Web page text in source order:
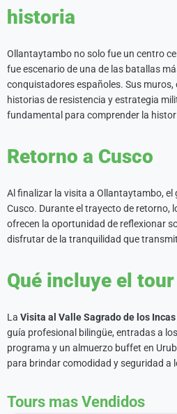
historia
Ollantaytambo no solo fue un centro
fue escenario de una de las batallas
conquistadores españoles. Sus muros,
historias de resistencia y estrategia
fundamental para comprender la
Retorno a Cusco
Al finalizar la visita a Ollantaytambo, el
Cusco. Durante el trayecto de retorno,
ofrecen la oportunidad de reflexionar
disfrutar de la tranquilidad que
Qué incluye el tour
La Visita al Valle Sagrado de los Incas
guía profesional bilingüe, entradas a
programa y un almuerzo buffet en
para brindar comodidad y seguridad a
Tours mas Vendidos